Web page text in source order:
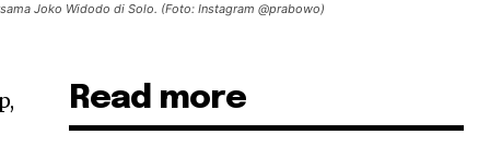
Joko Widodo di Solo. (Foto: Instagram @prabowo)
Read more